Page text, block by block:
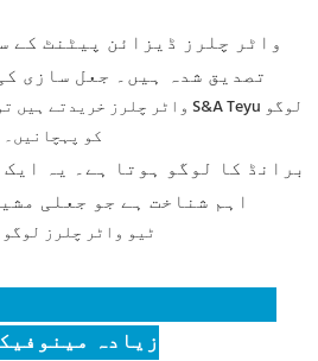
تصدیق شدہ ہیں۔ جعل سازی
کو پہچانیں۔
اہم شناخت ہے جو جعلی
زیادہ